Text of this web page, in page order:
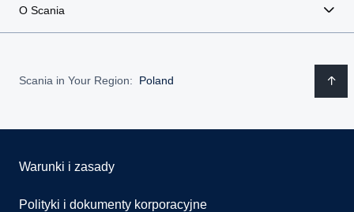
O Scania
Scania in Your Region: Poland
Warunki i zasady
Polityki i dokumenty korporacyjne